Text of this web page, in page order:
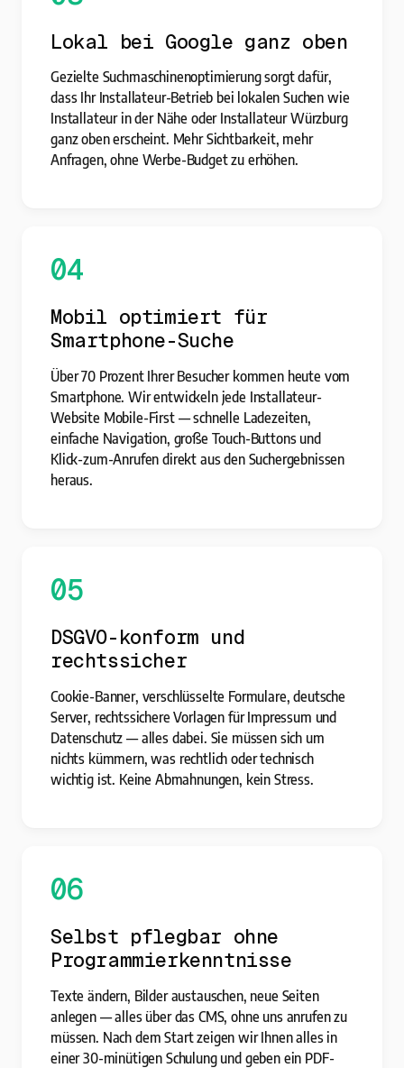
Lokal bei Google ganz oben
Gezielte Suchmaschinenoptimierung sorgt dafür,
dass Ihr Installateur-Betrieb bei lokalen Suchen wie
Installateur in der Nähe oder Installateur Würzburg
ganz oben erscheint. Mehr Sichtbarkeit, mehr
Anfragen, ohne Werbe-Budget zu erhöhen.
04
Mobil optimiert für
Smartphone-Suche
Über 70 Prozent Ihrer Besucher kommen heute vom
Smartphone. Wir entwickeln jede Installateur-
Website Mobile-First — schnelle Ladezeiten,
einfache Navigation, große Touch-Buttons und
Klick-zum-Anrufen direkt aus den Suchergebnissen
heraus.
05
DSGVO-konform und
rechtssicher
Cookie-Banner, verschlüsselte Formulare, deutsche
Server, rechtssichere Vorlagen für Impressum und
Datenschutz — alles dabei. Sie müssen sich um
nichts kümmern, was rechtlich oder technisch
wichtig ist. Keine Abmahnungen, kein Stress.
06
Selbst pflegbar ohne
Programmierkenntnisse
Texte ändern, Bilder austauschen, neue Seiten
anlegen — alles über das CMS, ohne uns anrufen zu
müssen. Nach dem Start zeigen wir Ihnen alles in
einer 30-minütigen Schulung und geben ein PDF-